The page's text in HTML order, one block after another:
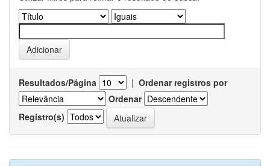
Resultados/Página | Ordenar registros por
Ordenar
Registro(s)